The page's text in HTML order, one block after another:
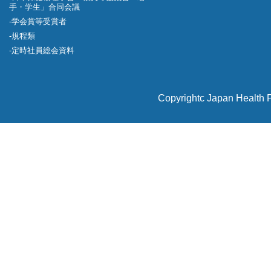
手・学生」合同会議
学会賞等受賞者
規程類
定時社員総会資料
Copyrightc Japan Health